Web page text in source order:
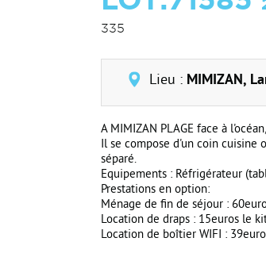
335
Lieu : MIMIZAN,
A MIMIZAN PLAGE face à
Il se compose d'un coin cuisine
séparé.
Equipements : Réfrigérateur
Prestations en option:
Ménage de fin de séjour :
Location de draps : 15euros le
Location de boîtier WIFI :